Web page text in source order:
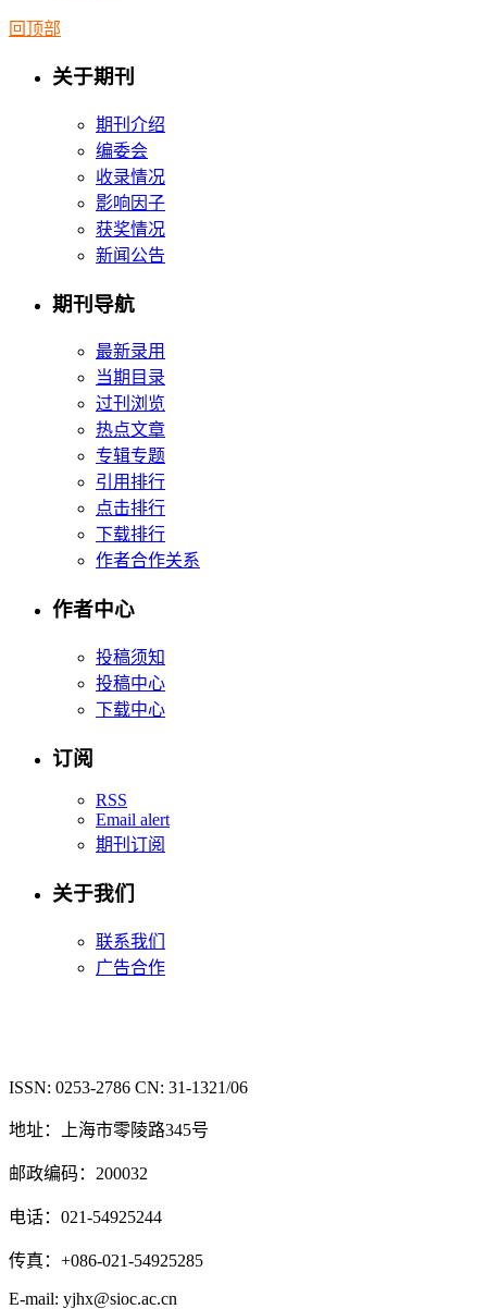
回顶部
关于期刊
期刊介绍
编委会
收录情况
影响因子
获奖情况
新闻公告
期刊导航
最新录用
当期目录
过刊浏览
热点文章
专辑专题
引用排行
点击排行
下载排行
作者合作关系
作者中心
投稿须知
投稿中心
下载中心
订阅
RSS
Email alert
期刊订阅
关于我们
联系我们
广告合作
ISSN: 0253-2786 CN: 31-1321/06
地址：上海市零陵路345号
邮政编码：200032
电话：021-54925244
传真：+086-021-54925285
E-mail: yjhx@sioc.ac.cn